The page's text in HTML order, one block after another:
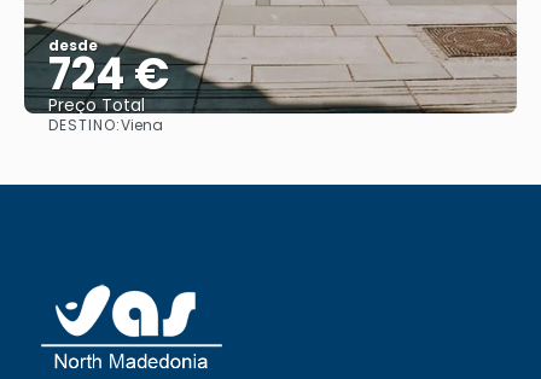
desde
724 €
Preço Total
DESTINO:Viena